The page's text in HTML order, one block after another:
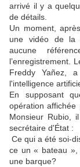
arrivé il y a
de détails.
Un moment,
une vidéo de la
aucune
l’enregistrement.
Freddy Yañez,
l'intelligence
En supposant
opération affichée
Monsieur Rubio,
secrétaire d'État :
Ce qui a été soi-
ce un « bateau »,
une barque?